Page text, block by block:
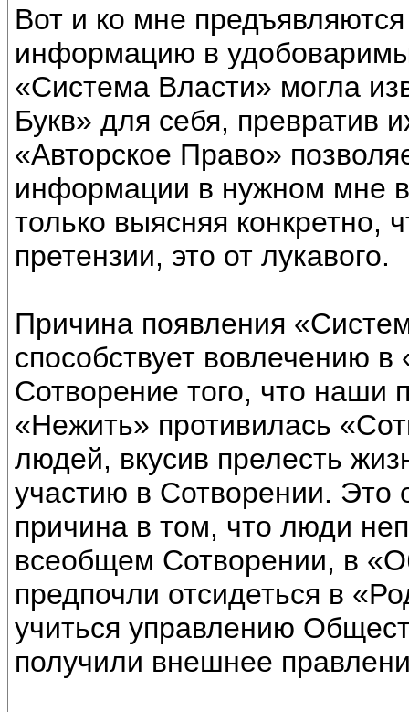
Вот и ко мне
информацию в
«Система Власти» могла
Букв» для себя, превратив
«Авторское Право»
информации в нужном мне
только выясняя конкретно,
претензии, это от лукавого.
Причина появления
способствует вовлечению
Сотворение того, что
«Нежить» противилась
людей, вкусив прелесть
участию в Сотворении. Это
причина в том, что люди
всеобщем Сотворении, в
предпочли отсидеться в
учиться управлению
получили внешнее